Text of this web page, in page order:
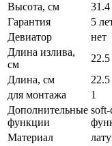
Высота, см
31.4
Гарантия
5
Девиатор
нет
Длина излива,
см
22.5
Длина, см
22.5
для монтажа
1
Дополнительные
функции
soft-
Материал